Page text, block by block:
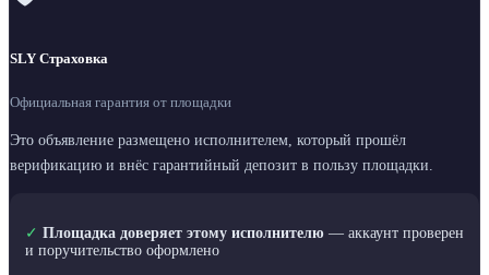
SLY Страховка
Официальная гарантия от площадки
Это объявление размещено исполнителем, который прошёл
верификацию и внёс гарантийный депозит в пользу площадки.
✓ Площадка доверяет этому исполнителю — аккаунт проверен
и поручительство оформлено